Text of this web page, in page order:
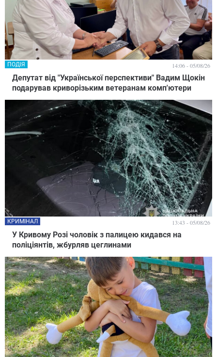
Депутат від "Української перспективи" Вадим Щокін
подарував криворізьким ветеранам комп'ютери
ПОДІЯ 14:06 - 05/08/26
У Кривому Розі чоловік з палицею кидався на
поліціянтів, жбурляв цеглинами
КРИМІНАЛ 13:43 - 05/08/26